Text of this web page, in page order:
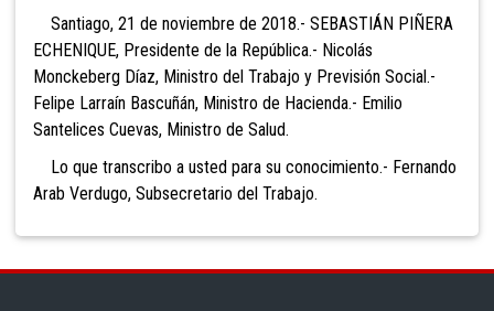
Santiago, 21 de noviembre de 2018.- SEBASTIÁN PIÑERA
ECHENIQUE, Presidente de la República.- Nicolás
Monckeberg Díaz, Ministro del Trabajo y Previsión Social.-
Felipe Larraín Bascuñán, Ministro de Hacienda.- Emilio
Santelices Cuevas, Ministro de Salud.
Lo que transcribo a usted para su conocimiento.- Fernando
Arab Verdugo, Subsecretario del Trabajo.